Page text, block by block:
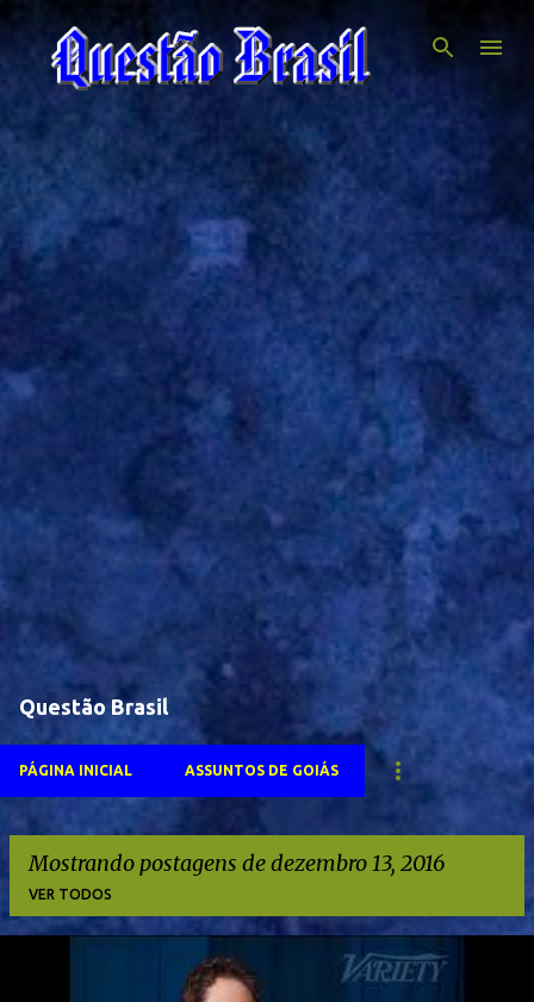
Pular para o conteúdo principal
Questão Brasil
PÁGINA INICIAL ASSUNTOS DE GOIÁS
Mostrando postagens de dezembro 13, 2016
VER TODOS